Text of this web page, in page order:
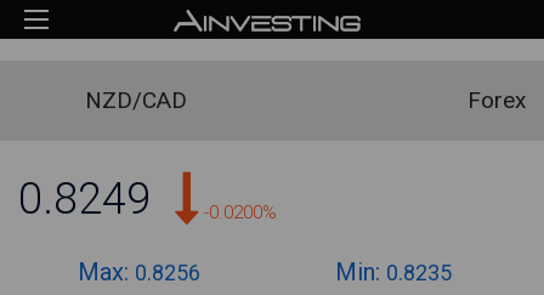
NZD/CAD Forex
0.8249 -0.0200%
Max: 0.8256 Min: 0.8235